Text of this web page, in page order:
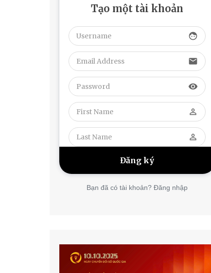
Tạo một tài khoản
face
email
visibility
perm_identity
perm_identity
Bạn đã có tài khoản? Đăng nhập